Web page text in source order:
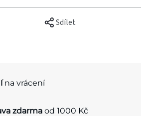
Sdílet
na vrácení
zdarma od 1000 Kč